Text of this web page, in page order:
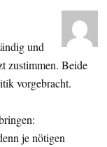
und
zustimmen. Beide
vorgebracht.
je nötigen